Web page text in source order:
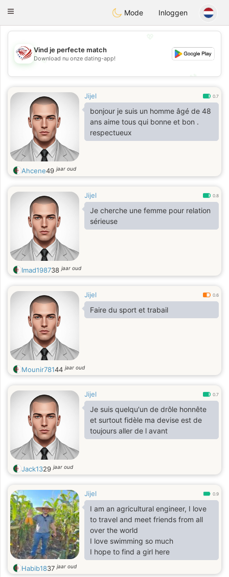
StatesDating
Toggle
Mode Inloggen
💖
💕
Vind je perfecte match
Download nu onze dating-app!
Jijel 0.7
bonjour je suis un homme âgé de 48
ans aime tous qui bonne et bon .
respectueux
Ahcene49jaar oud
Jijel 0.8
Je cherche une femme pour relation
sérieuse
Imad198738jaar oud
Jijel 0.6
Faire du sport et trabail
Mounir78144jaar oud
Jijel 0.7
Je suis quelqu'un de drôle honnête
et surtout fidèle ma devise est de
toujours aller de l avant
Jack1329jaar oud
Jijel 0.9
I am an agricultural engineer, I love
to travel and meet friends from all
over the world
I love swimming so much
I hope to find a girl here
Habib1837jaar oud